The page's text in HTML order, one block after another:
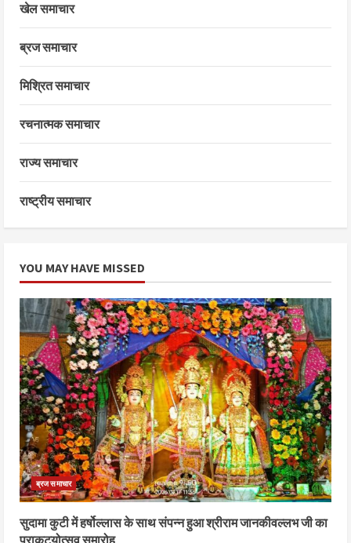
खेल समाचार
ब्रज समाचार
मिश्रित समाचार
रचनात्मक समाचार
राज्य समाचार
राष्ट्रीय समाचार
YOU MAY HAVE MISSED
ब्रज समाचार
सुदामा कुटी में हर्षोल्लास के साथ संपन्न हुआ श्रीराम जानकीवल्लभ जी का
प्राकट्योत्सव समारोह